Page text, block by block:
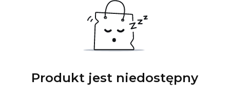
Produkt jest niedostępny